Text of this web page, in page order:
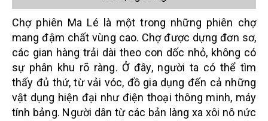
Chợ phiên Ma Lé là một trong những phiên chợ
mang đậm chất vùng cao. Chợ được dựng đơn sơ,
các gian hàng trải dài theo con dốc nhỏ, không có
sự phân khu rõ ràng. Ở đây, người ta có thể tìm
thấy đủ thứ, từ vải vóc, đồ gia dụng đến cả những
vật dụng hiện đại như điện thoại thông minh, máy
tính bảng. Người dân từ các bản làng xa xôi nô nức